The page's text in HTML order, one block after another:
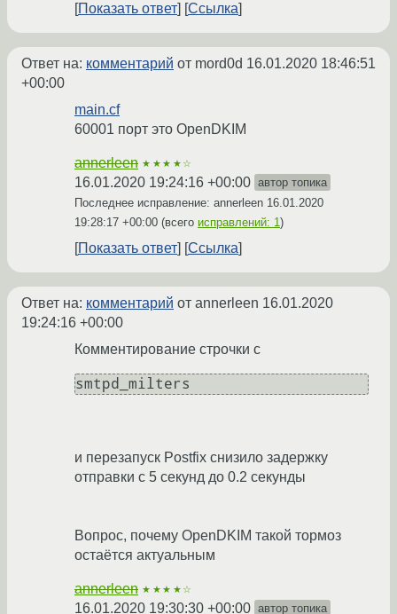
Показать ответ
Ссылка
Ответ на: комментарий от mord0d 16.01.2020 18:46:51
+00:00
main.cf
60001 порт это OpenDKIM
annerleen ★★★★☆
16.01.2020 19:24:16 +00:00 автор топика
Последнее исправление: annerleen 16.01.2020
19:28:17 +00:00 (всего исправлений: 1)
Показать ответ Ссылка
Ответ на: комментарий от annerleen 16.01.2020
19:24:16 +00:00
Комментирование строчки с
smtpd_milters
и перезапуск Postfix снизило задержку
отправки с 5 секунд до 0.2 секунды
Вопрос, почему OpenDKIM такой тормоз
остаётся актуальным
annerleen ★★★★☆
16.01.2020 19:30:30 +00:00 автор топика